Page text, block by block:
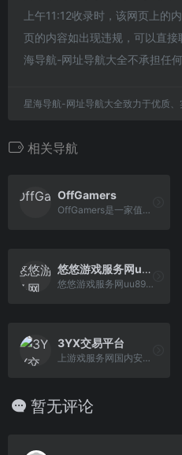
上午11:12收录时，该网页上的
页的内容如出现违规，可以直
海导航-网址导航大全不承担任何
星海导航-网址导航大全致力于优质、
相关导航
OffGamers
OffGamers是一家值得信赖的在线数字游戏商店网站，提供200多种有价代金券/卡的销售，其实这个网站主要是兑换游戏点卡之类的网站。OffGamers可以在线安全使用PayPal，信用卡，代金券等购买礼品卡，游戏卡和PC游戏cd key。
悠悠游戏服务网uu898.com
悠悠游戏服务网uu898是一个网络游戏交易平台，真诚为广大玩家提供手游、游戏币、游戏账号、点卡、装备、金币元宝、游戏代练等交易服务，游戏交易就上uu898.com！
3YX交易平台
上游戏服务网国内安全的网络游戏交易服务平台，提供网络游戏装备交易、游戏帐号交易、游戏币交易、游戏金币交易、点卡、游戏点券交易、游戏元宝交易、各类激活码交易、游戏材料交易、游戏宠物交易、游戏道具交易以及专业的代练服务，并独创了游戏币收货、游戏币换卡业务模式。
暂无评论